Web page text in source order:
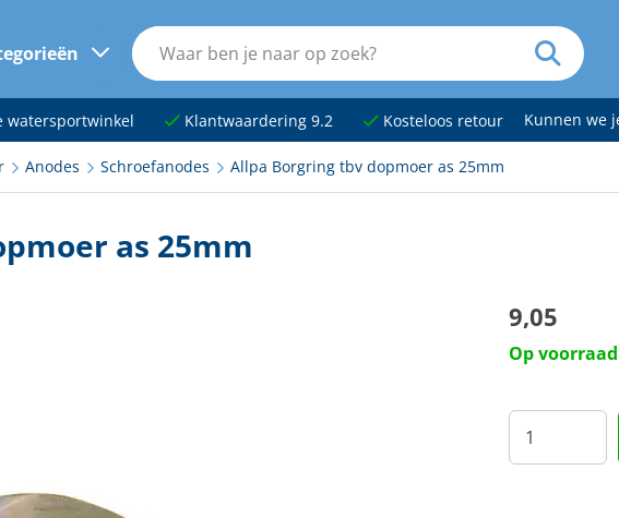
watersportwinkel Klantwaardering 9.2 Kosteloos retour Kunnen we
Anodes Schroefanodes Allpa Borgring tbv dopmoer as 25mm
as 25mm
9,05
Op voorraad